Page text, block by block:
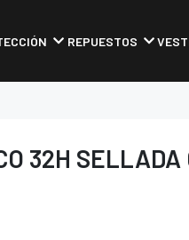
REPUESTOS
32H SELLADA